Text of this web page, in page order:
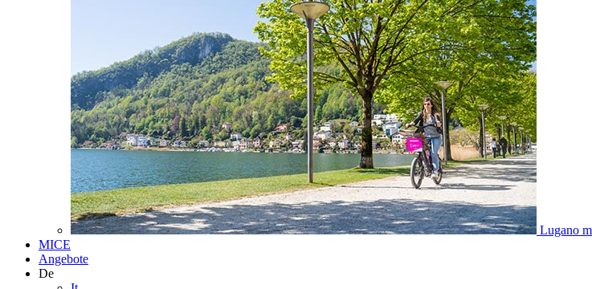
Lugano
MICE
Angebote
De